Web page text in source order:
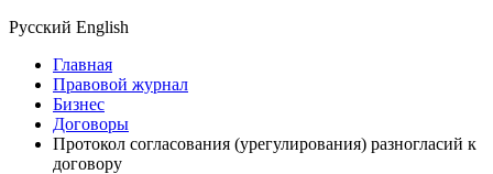
Русский English
Главная
Правовой журнал
Бизнес
Договоры
Протокол согласования (урегулирования) разногласий к
договору